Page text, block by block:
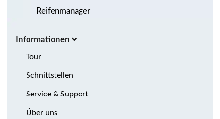
Reifenmanager
Informationen
Tour
Schnittstellen
Service & Support
Über uns